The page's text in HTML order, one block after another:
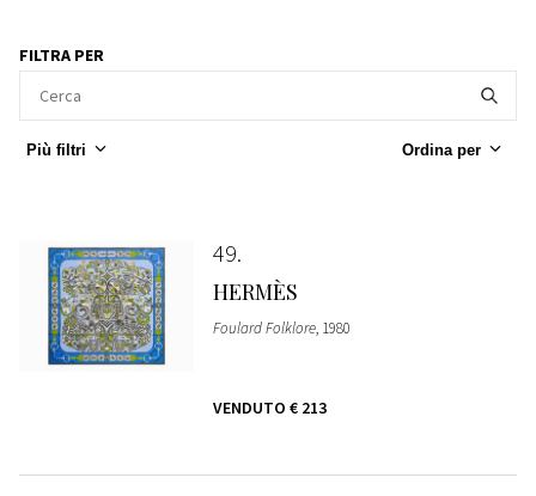
FILTRA PER
Più filtri Ordina per
49
HERMÈS
Foulard Folklore, 1980
VENDUTO € 213